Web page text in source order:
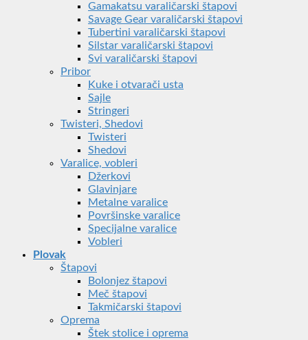
Gamakatsu varaličarski štapovi
Savage Gear varaličarski štapovi
Tubertini varaličarski štapovi
Silstar varaličarski štapovi
Svi varaličarski štapovi
Pribor
Kuke i otvarači usta
Sajle
Stringeri
Twisteri, Shedovi
Twisteri
Shedovi
Varalice, vobleri
Džerkovi
Glavinjare
Metalne varalice
Površinske varalice
Specijalne varalice
Vobleri
Plovak
Štapovi
Bolonjez štapovi
Meč štapovi
Takmičarski štapovi
Oprema
Štek stolice i oprema